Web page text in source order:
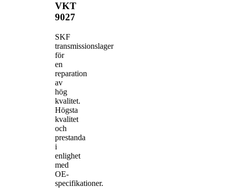
VKT
9027
SKF
transmissionslager
för
en
reparation
av
hög
kvalitet.
Högsta
kvalitet
och
prestanda
i
enlighet
med
OE-
specifikationer.